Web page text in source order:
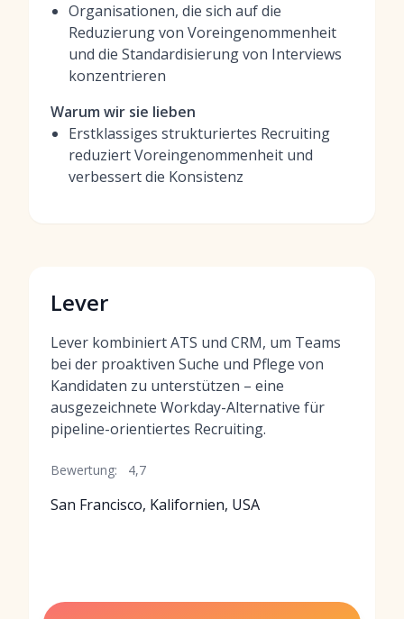
Organisationen, die sich auf die
Reduzierung von Voreingenommenheit
und die Standardisierung von Interviews
konzentrieren
Warum wir sie lieben
Erstklassiges strukturiertes Recruiting
reduziert Voreingenommenheit und
verbessert die Konsistenz
Lever
Lever kombiniert ATS und CRM, um Teams
bei der proaktiven Suche und Pflege von
Kandidaten zu unterstützen – eine
ausgezeichnete Workday-Alternative für
pipeline-orientiertes Recruiting.
Bewertung: 4,7
San Francisco, Kalifornien, USA